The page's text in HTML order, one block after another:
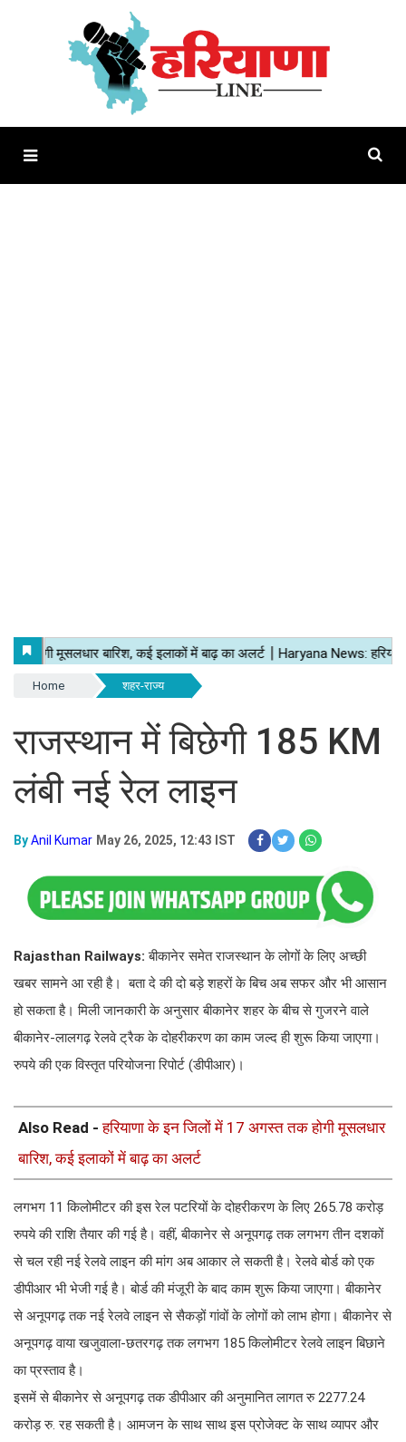
Home शहर-राज्य
राजस्थान में बिछेगी 185 KM
लंबी नई रेल लाइन
ByAnil Kumar May 26, 2025, 12:43 IST
Rajasthan Railways: बीकानेर समेत राजस्थान के लोगों के लिए अच्छी
खबर सामने आ रही है। बता दे की दो बड़े शहरों के बिच अब सफर और भी आसान
हो सकता है। मिली जानकारी के अनुसार बीकानेर शहर के बीच से गुजरने वाले
बीकानेर-लालगढ़ रेलवे ट्रैक के दोहरीकरण का काम जल्द ही शुरू किया जाएगा।
रुपये की एक विस्तृत परियोजना रिपोर्ट (डीपीआर)।
Also Read -हरियाणा के इन जिलों में 17 अगस्त तक होगी मूसलधार
बारिश, कई इलाकों में बाढ़ का अलर्ट
लगभग 11 किलोमीटर की इस रेल पटरियों के दोहरीकरण के लिए 265.78 करोड़
रुपये की राशि तैयार की गई है। वहीं, बीकानेर से अनूपगढ़ तक लगभग तीन दशकों
से चल रही नई रेलवे लाइन की मांग अब आकार ले सकती है। रेलवे बोर्ड को एक
डीपीआर भी भेजी गई है। बोर्ड की मंजूरी के बाद काम शुरू किया जाएगा। बीकानेर
से अनूपगढ़ तक नई रेलवे लाइन से सैकड़ों गांवों के लोगों को लाभ होगा। बीकानेर से
अनूपगढ़ वाया खजुवाला-छतरगढ़ तक लगभग 185 किलोमीटर रेलवे लाइन बिछाने
का प्रस्ताव है।
इसमें से बीकानेर से अनूपगढ़ तक डीपीआर की अनुमानित लागत रु 2277.24
करोड़ रु. रह सकती है। आमजन के साथ साथ इस प्रोजेक्ट के साथ व्यापर और